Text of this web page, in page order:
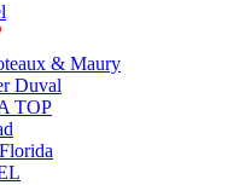
& Maury
Duval
TOP